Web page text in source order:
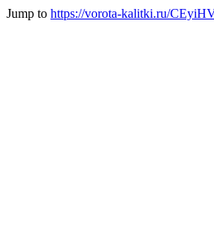
Jump to https://vorota-kalitki.ru/